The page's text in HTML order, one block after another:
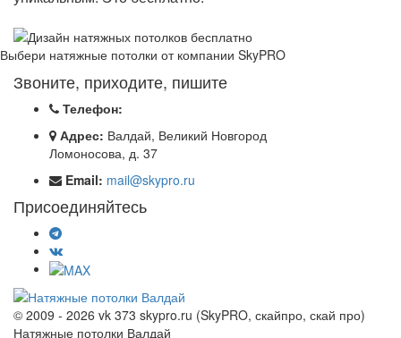
Выбери натяжные потолки от компании SkyPRO
Звоните, приходите, пишите
Телефон:
Адрес: Валдай, Великий Новгород
Ломоносова, д. 37
Email: mail@skypro.ru
Присоединяйтесь
© 2009 - 2026 vk 373 skypro.ru (SkyPRO, скайпро, скай про)
Натяжные потолки Валдай